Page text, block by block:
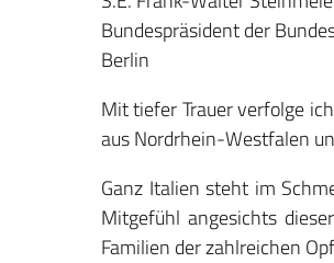
Bundespräsident der
Berlin
Mit tiefer Trauer verfolge
aus Nordrhein-Westfalen
Ganz Italien steht im
Mitgefühl angesichts
Familien der zahlreichen